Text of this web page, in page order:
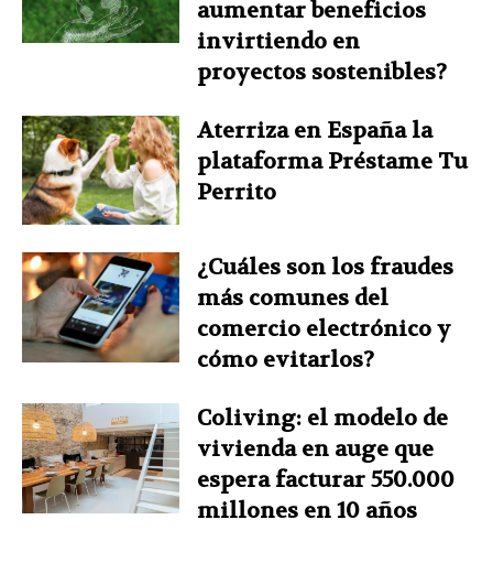
aumentar beneficios
invirtiendo en
proyectos sostenibles?
Aterriza en España la
plataforma Préstame Tu
Perrito
¿Cuáles son los fraudes
más comunes del
comercio electrónico y
cómo evitarlos?
Coliving: el modelo de
vivienda en auge que
espera facturar 550.000
millones en 10 años